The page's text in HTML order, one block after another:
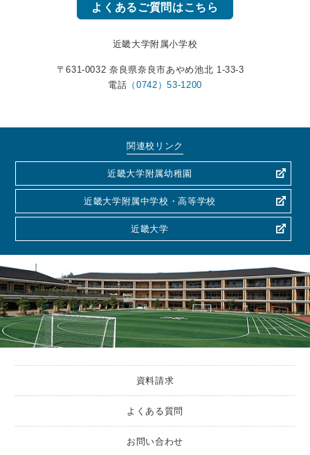
よくあるご質問はこちら
近畿大学附属小学校
〒631-0032 奈良県奈良市あやめ池北 1-33-3
電話 （0742）53-1200
関連校リンク
近畿大学附属幼稚園
近畿大学附属中学校・高等学校
近畿大学
資料請求
よくある質問
お問い合わせ